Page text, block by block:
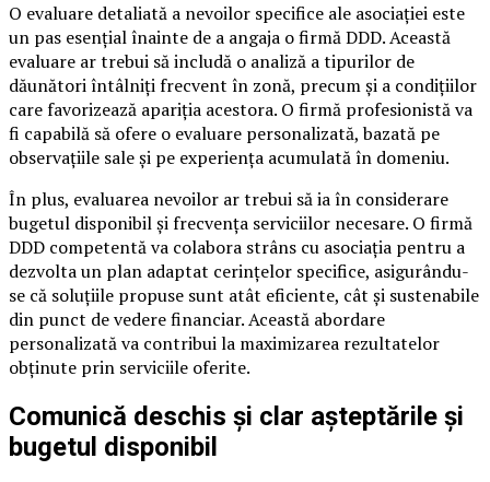
O evaluare detaliată a nevoilor specifice ale asociației este
un pas esențial înainte de a angaja o firmă DDD. Această
evaluare ar trebui să includă o analiză a tipurilor de
dăunători întâlniți frecvent în zonă, precum și a condițiilor
care favorizează apariția acestora. O firmă profesionistă va
fi capabilă să ofere o evaluare personalizată, bazată pe
observațiile sale și pe experiența acumulată în domeniu.
În plus, evaluarea nevoilor ar trebui să ia în considerare
bugetul disponibil și frecvența serviciilor necesare. O firmă
DDD competentă va colabora strâns cu asociația pentru a
dezvolta un plan adaptat cerințelor specifice, asigurându-
se că soluțiile propuse sunt atât eficiente, cât și sustenabile
din punct de vedere financiar. Această abordare
personalizată va contribui la maximizarea rezultatelor
obținute prin serviciile oferite.
Comunică deschis și clar așteptările și
bugetul disponibil